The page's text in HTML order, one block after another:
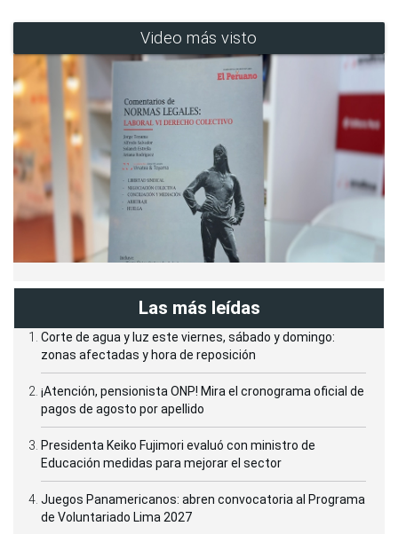
Video más visto
Las más leídas
Corte de agua y luz este viernes, sábado y domingo:
zonas afectadas y hora de reposición
¡Atención, pensionista ONP! Mira el cronograma oficial de
pagos de agosto por apellido
Presidenta Keiko Fujimori evaluó con ministro de
Educación medidas para mejorar el sector
Juegos Panamericanos: abren convocatoria al Programa
de Voluntariado Lima 2027